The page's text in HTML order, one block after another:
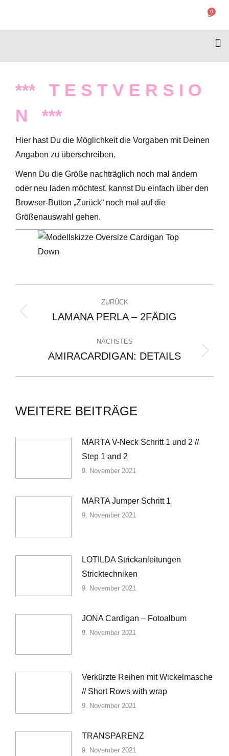
0
*** T E S T V E R S I O
N ***
Hier hast Du die Möglichkeit die Vorgaben mit Deinen
Angaben zu überschreiben.
Wenn Du die Größe nachträglich noch mal ändern
oder neu laden möchtest, kannst Du einfach über den
Browser-Button „Zurück“ noch mal auf die
Größenauswahl gehen.
ZURÜCK
LAMANA PERLA – 2FÄDIG
NÄCHSTES
AMIRACARDIGAN: DETAILS
WEITERE BEITRÄGE
MARTA V-Neck Schritt 1 und 2 //
Step 1 and 2
9. November 2021
MARTA Jumper Schritt 1
9. November 2021
LOTILDA Strickanleitungen
Stricktechniken
9. November 2021
JONA Cardigan – Fotoalbum
9. November 2021
Verkürzte Reihen mit Wickelmasche
// Short Rows with wrap
9. November 2021
TRANSPARENZ
9. November 2021